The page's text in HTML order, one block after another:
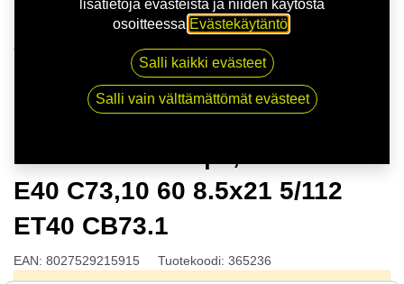
MSW 51 G.BLK | 8,5X21 5-112 E40 C73,10 60 8.5x21
5/112 ET40 CB73.1
E40 C73,10 60 8.5x21 5/112
ET40 CB73.1
EAN: 8027529215915 Tuotekoodi: 365236
lisätietoja evästeistä ja niiden käytöstä
osoitteessa Evästekäytäntö
Salli kaikki evästeet
Salli vain välttämättömät evästeet